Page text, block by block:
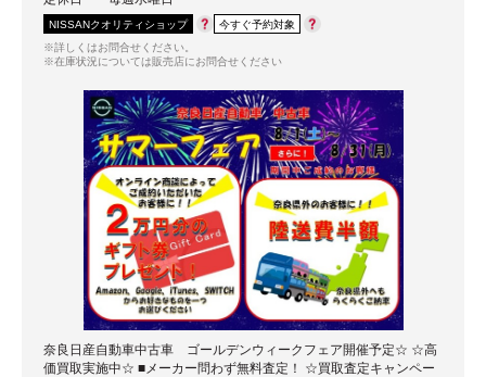
NISSANクオリティショップ
今すぐ予約対象
※詳しくはお問合せください。
※在庫状況については販売店にお問合せください
奈良日産自動車中古車 ゴールデンウィークフェア開催予定☆ ☆高
価買取実施中☆ ■メーカー問わず無料査定！ ☆買取査定キャンペー